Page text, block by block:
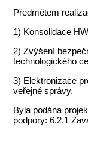
Předmětem
1) Konsolidace
2) Zvýšení
technologického
3) Elektronizace
veřejné správy.
Byla podána
podpory: 6.2.1